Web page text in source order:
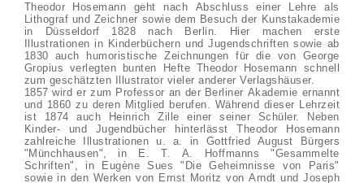
Theodor Hosemann geht nach Abschluss einer Lehre als
Lithograf und Zeichner sowie dem Besuch der Kunstakademie
in Düsseldorf 1828 nach Berlin. Hier machen erste
Illustrationen in Kinderbüchern und Jugendschriften sowie ab
1830 auch humoristische Zeichnungen für die von George
Gropius verlegten bunten Hefte Theodor Hosemann schnell
zum geschätzten Illustrator vieler anderer Verlagshäuser.
1857 wird er zum Professor an der Berliner Akademie ernannt
und 1860 zu deren Mitglied berufen. Während dieser Lehrzeit
ist 1874 auch Heinrich Zille einer seiner Schüler. Neben
Kinder- und Jugendbücher hinterlässt Theodor Hosemann
zahlreiche Illustrationen u. a. in Gottfried August Bürgers
"Münchhausen", in E. T. A. Hoffmanns "Gesammelte
Schriften", in Eugène Sues "Die Geheimnisse von Paris"
sowie in den Werken von Ernst Moritz von Arndt und Joseph